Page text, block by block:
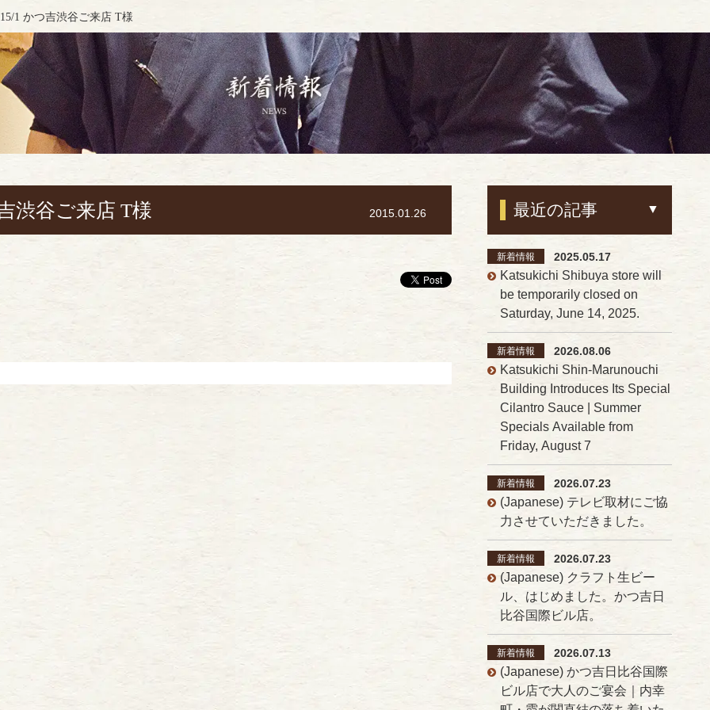
1 かつ吉渋谷ご来店 T様
渋谷ご来店 T様 2015.01.26 最近の記事
新着情報 2025.05.17
Katsukichi Shibuya store will
be temporarily closed on
Saturday, June 14, 2025.
新着情報 2026.08.06
Katsukichi Shin-Marunouchi
Building Introduces Its Special
Cilantro Sauce | Summer
Specials Available from
Friday, August 7
新着情報 2026.07.23
(Japanese) テレビ取材にご協
力させていただきました。
新着情報 2026.07.23
(Japanese) クラフト生ビー
ル、はじめました。かつ吉日
比谷国際ビル店。
新着情報 2026.07.13
(Japanese) かつ吉日比谷国際
ビル店で大人のご宴会｜内幸